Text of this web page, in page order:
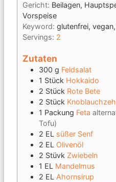
Gericht: Beilagen,
Vorspeise
Keyword: glutenfrei,
Servings: 2
Zutaten
300 g Feldsalat
1 Stück Hokkaido
2 Stück Rote Bete
2 Stück
1 Packung Feta
Tofu)
2 EL süßer Senf
2 EL Olivenöl
2 Stüvk Zwiebeln
1 EL Mandelmus
2 EL Ahornsirup